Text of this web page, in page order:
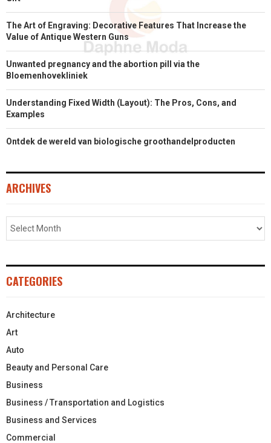
The Art of Engraving: Decorative Features That Increase the
Value of Antique Western Guns
Unwanted pregnancy and the abortion pill via the
Bloemenhovekliniek
Understanding Fixed Width (Layout): The Pros, Cons, and
Examples
Ontdek de wereld van biologische groothandelproducten
ARCHIVES
CATEGORIES
Architecture
Art
Auto
Beauty and Personal Care
Business
Business / Transportation and Logistics
Business and Services
Commercial